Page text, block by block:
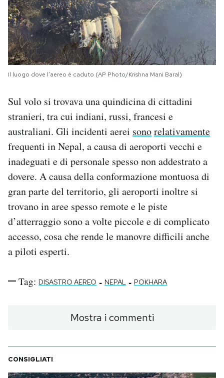
Il luogo dove l’aereo è caduto (AP Photo/Krishna Mani Baral)
Sul volo si trovava una quindicina di cittadini
stranieri, tra cui indiani, russi, francesi e
australiani. Gli incidenti aerei sonorelativamente
frequenti in Nepal, a causa di aeroporti vecchi e
inadeguati e di personale spesso non addestrato a
dovere. A causa della conformazione montuosa di
gran parte del territorio, gli aeroporti inoltre si
trovano in aree spesso remote e le piste
d’atterraggio sono a volte piccole e di complicato
accesso, cosa che rende le manovre difficili anche
a piloti esperti.
Tag: DISASTRO AEREO - NEPAL - POKHARA
Mostra i commenti
CONSIGLIATI